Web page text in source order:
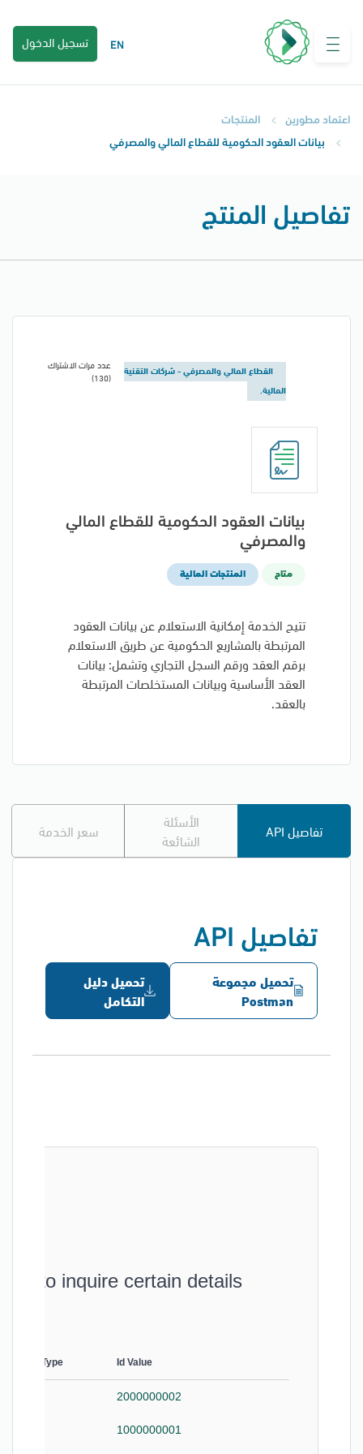
المحتوى
EN تسجيل الدخول
Breadcrumb
اعتماد مطورين
المنتجات
بيانات العقود الحكومية للقطاع المالي والمصرفي
تفاصيل المنتج
القطاع المالي والمصرفي - شركات التقنية
المالية.
عدد مرات الاشتراك
(130)
بيانات العقود الحكومية للقطاع المالي
والمصرفي
متاح المنتجات المالية
تتيح الخدمة إمكانية الاستعلام عن بيانات العقود
المرتبطة بالمشاريع الحكومية عن طريق الاستعلام
برقم العقد ورقم السجل التجاري وتشمل: بيانات
العقد الأساسية وبيانات المستخلصات المرتبطة
بالعقد.
تفاصيل API
الأسئلة
الشائعة
سعر الخدمة
تفاصيل API
تحميل مجموعة
Postman
تحميل دليل
التكامل